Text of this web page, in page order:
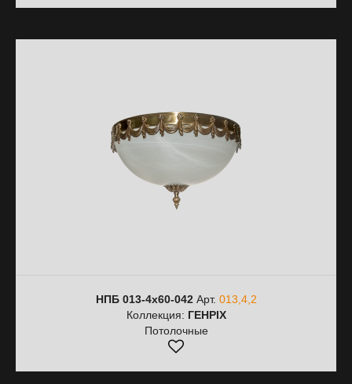
НПБ 013-4х60-042Арт. 013,4,2
Коллекция: ГЕНРІХ
Потолочные